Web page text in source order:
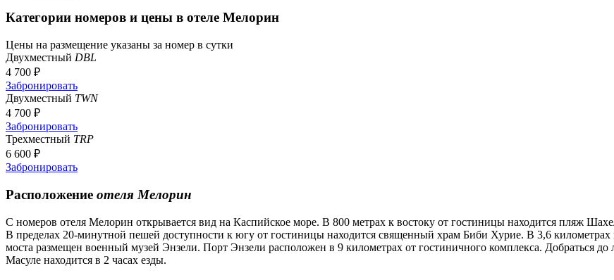
Категории номеров и цены в отеле Мелорин
Цены на размещение указаны за номер в сутки
Двухместный DBL
4 700 ₽
Забронировать
Двухместный TWN
4 700 ₽
Забронировать
Трехместный TRP
6 600 ₽
Забронировать
Расположение отеля Мелорин
С номеров отеля Мелорин открывается вид на Каспийское море. В 800 метрах к востоку от гостиницы находится пляж
В пределах 20-минутной пешей доступности к югу от гостиницы находится священный храм Биби Хурие. В 3,6 километрах
моста размещен военный музей Энзели. Порт Энзели расположен в 9 километрах от гостиничного комплекса. Добраться
Масуле находится в 2 часах езды.